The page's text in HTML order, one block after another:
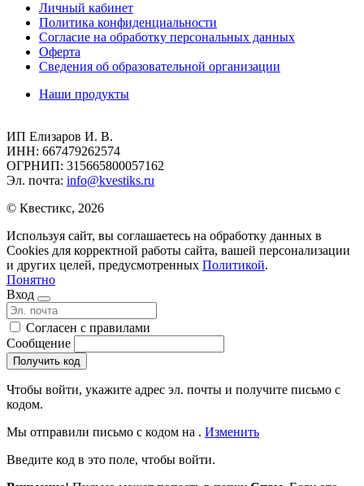
Личный кабинет
Политика конфиденциальности
Согласие на обработку персональных данных
Оферта
Сведения об образовательной организации
Наши продукты
ИП Елизаров И. В.
ИНН: 667479262574
ОГРНИП: 315665800057162
Эл. почта: info@kvestiks.ru
© Квестикс, 2026
Используя сайт, вы соглашаетесь на обработку данных в
Cookies для корректной работы сайта, вашей персонализации
и других целей, предусмотренных Политикой.
Понятно
Вход
Согласен с правилами
Сообщение
Получить код
Чтобы войти, укажите адрес эл. почты и получите письмо с
кодом.
Мы отправили письмо c кодом на . Изменить
Введите код в это поле, чтобы войти.